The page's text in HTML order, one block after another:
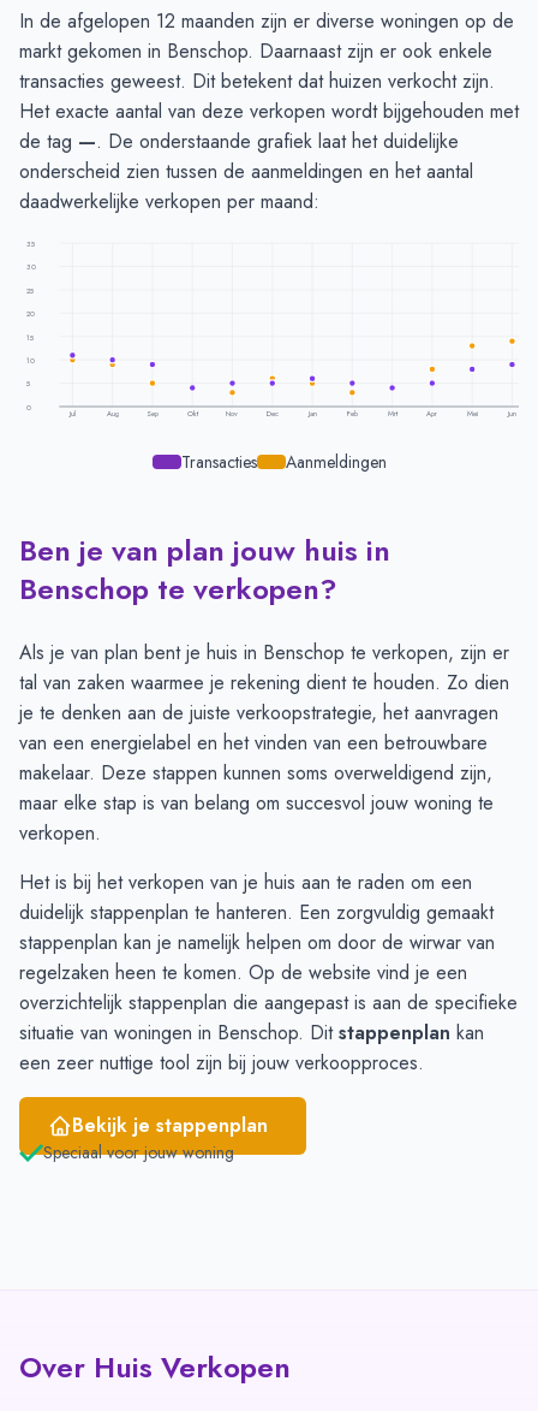
In de afgelopen 12 maanden zijn er diverse woningen op de
markt gekomen in Benschop. Daarnaast zijn er ook enkele
transacties geweest. Dit betekent dat huizen verkocht zijn.
Het exacte aantal van deze verkopen wordt bijgehouden met
de tag —. De onderstaande grafiek laat het duidelijke
onderscheid zien tussen de aanmeldingen en het aantal
daadwerkelijke verkopen per maand:
35
30
25
20
15
10
5
0
Jul Aug Sep Okt Nov Dec Jan Feb Mrt Apr Mei Jun
Transacties Aanmeldingen
Transacties en aanmeldingen per maand - Benschop
Maand
Transacties
Aanmeldingen
Juli
11
10
Augustus
10
September
9
5
Oktober
November
5
December
Januari
6
5
Februari
April
5
8
Mei
8
13
Juni
9 14
Ben je van plan jouw huis in
Benschop te verkopen?
Als je van plan bent je huis in Benschop te verkopen, zijn er
tal van zaken waarmee je rekening dient te houden. Zo dien
je te denken aan de juiste verkoopstrategie, het aanvragen
van een energielabel en het vinden van een betrouwbare
makelaar. Deze stappen kunnen soms overweldigend zijn,
maar elke stap is van belang om succesvol jouw woning te
verkopen.
Het is bij het verkopen van je huis aan te raden om een
duidelijk stappenplan te hanteren. Een zorgvuldig gemaakt
stappenplan kan je namelijk helpen om door de wirwar van
regelzaken heen te komen. Op de website vind je een
overzichtelijk stappenplan die aangepast is aan de specifieke
situatie van woningen in Benschop. Ditstappenplan kan
een zeer nuttige tool zijn bij jouw verkoopproces.
Bekijk je stappenplan
Speciaal voor jouw woning
Over Huis Verkopen